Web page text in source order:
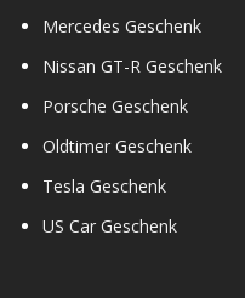
Mercedes Geschenk
Nissan GT-R Geschenk
Porsche Geschenk
Oldtimer Geschenk
Tesla Geschenk
US Car Geschenk